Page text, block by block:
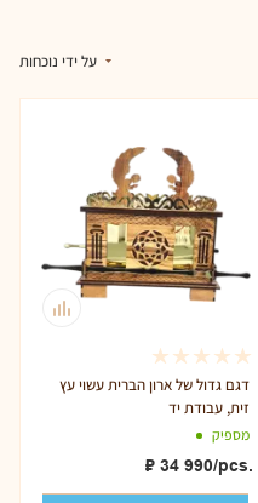
דגם גדול של ארון הברית עשוי עץ
זית, עבודת יד
מספיק
₽ 34 990/pcs.